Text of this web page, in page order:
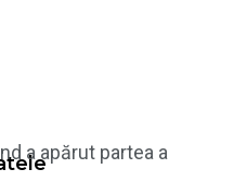
a apărut partea a